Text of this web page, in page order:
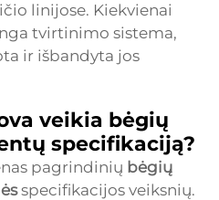
linijose. Kiekvienai
tvirtinimo sistema,
ir išbandyta jos
veikia bėgių
specifikaciją?
pagrindinių bėgių
specifikacijos veiksnių.